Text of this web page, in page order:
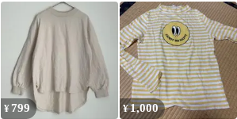
ンク L ゆったり
ト黒 オーバーサイズ ゆ
ったり
¥ 799 ¥1,000